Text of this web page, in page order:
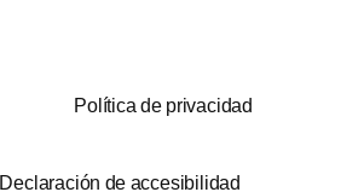
Política de privacidad
Declaración de accesibilidad